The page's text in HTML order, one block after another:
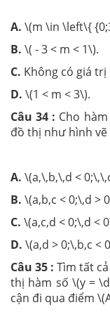
A. \(m \in \left\{
B. \( - 3 < m < 1\).
C. Không có giá trị
D. \(1 < m < 3\).
Câu 34 : Cho
đồ thị như hình vẽ
A. \(a,\,b,\,d <
B. \(a,b,c < 0;\,d >
C. \(a,c,d < 0;\,d <
D. \(a,d > 0;\,b,c <
Câu 35 : Tìm tất
thị hàm số \(y =
cận đi qua điểm